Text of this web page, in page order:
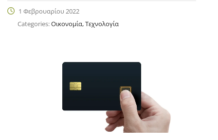
1 Φεβρουαρίου 2022
Categories:Οικονομία, Τεχνολογία